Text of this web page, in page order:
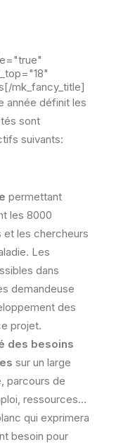
mk_fancy_title]
année définit les
sont
suivants:
permettant
les 8000
et les chercheurs
Les
dans
demandeuse
des
projet.
des besoins
sur un large
parcours de
ressources…
qui exprimera
besoin pour